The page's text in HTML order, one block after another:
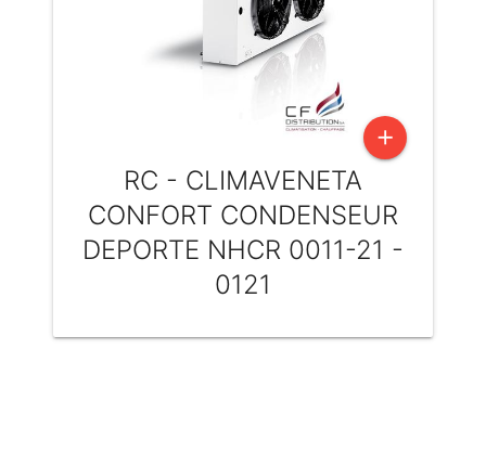
add
RC - CLIMAVENETA
CONFORT CONDENSEUR
DEPORTE NHCR 0011-21 -
0121